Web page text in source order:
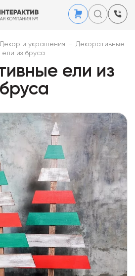
Декор и украшения - Декоративные
ели из бруса
ели из
бруса